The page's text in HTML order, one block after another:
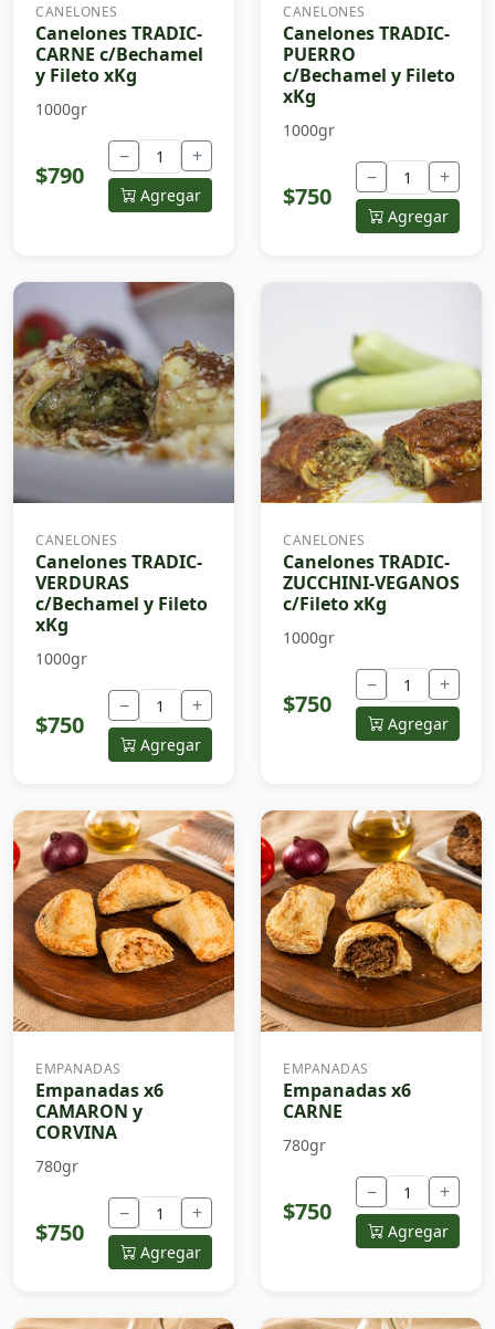
CANELONES
Canelones TRADIC-
CARNE c/Bechamel
y Fileto xKg
1000gr
$790
− +
Agregar
CANELONES
Canelones TRADIC-
PUERRO
c/Bechamel y Fileto
xKg
1000gr
$750
− +
Agregar
CANELONES
Canelones TRADIC-
VERDURAS
c/Bechamel y Fileto
xKg
1000gr
$750
− +
Agregar
CANELONES
Canelones TRADIC-
ZUCCHINI-VEGANOS
c/Fileto xKg
1000gr
$750
− +
Agregar
EMPANADAS
Empanadas x6
CAMARON y
CORVINA
780gr
$750
− +
Agregar
EMPANADAS
Empanadas x6
CARNE
780gr
$750
− +
Agregar